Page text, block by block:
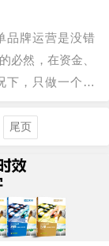
游乐，不划算。
解了，经销商大
。开会可以传递
品牌运营是没错
必然，在资金、
下，只做一个品
都在萎缩，一个
到千万规模还是
跑个一两年，搞
尾页